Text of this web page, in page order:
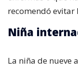
recomendó evitar
Niña
La niña de nueve